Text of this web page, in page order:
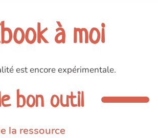
à moi
est encore expérimentale.
bon outil
la ressource